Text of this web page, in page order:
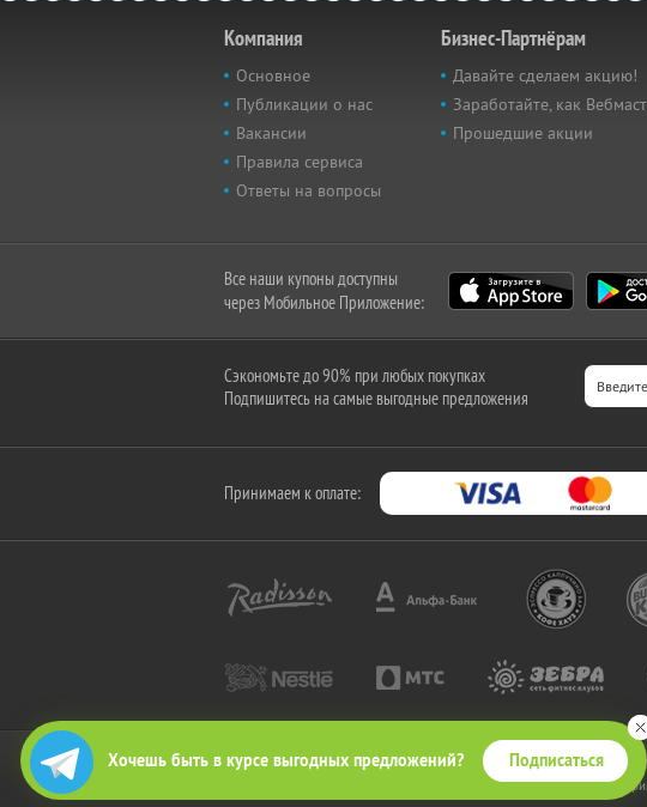
Хочешь быть в курсе выгодных предложений? Подписаться
Компания
Основное
Публикации о нас
Вакансии
Правила сервиса
Ответы на вопросы
Бизнес-Партнёрам
Давайте сделаем акцию!
Заработайте, как
Прошедшие акции
Все наши купоны доступны
через Мобильное Приложение:
Сэкономьте до 90% при любых покупках
Подпишитесь на самые выгодные предложения
Принимаем к оплате:
2010-2026 © КупиКупон. Все права защищены.
Все права на товарный знак "КупиКупон" и на сайт www.kupikupon.ru